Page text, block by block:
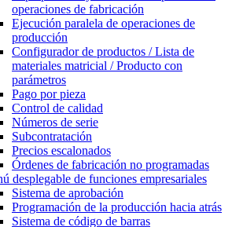
operaciones de fabricación
Ejecución paralela de operaciones de
producción
Configurador de productos / Lista de
materiales matricial / Producto con
parámetros
Pago por pieza
Control de calidad
Números de serie
Subcontratación
Precios escalonados
Órdenes de fabricación no programadas
desplegable de funciones empresariales
Sistema de aprobación
Programación de la producción hacia atrás
Sistema de código de barras